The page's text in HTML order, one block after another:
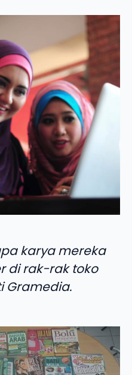
karya mereka
di rak-rak toko
Gramedia.